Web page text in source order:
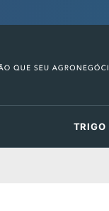
TRIGO